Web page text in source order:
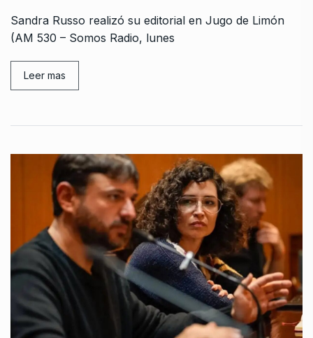
Sandra Russo realizó su editorial en Jugo de Limón
(AM 530 – Somos Radio, lunes
Leer mas